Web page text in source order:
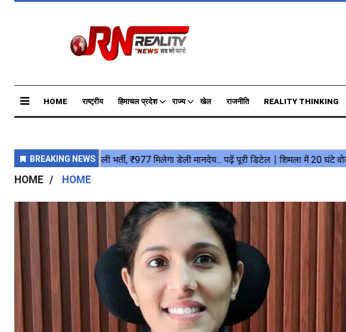
HOME राष्ट्रीय हिमाचल प्रदेश राज्य खेल राजनीति REALITY THINKING
HOME HOME